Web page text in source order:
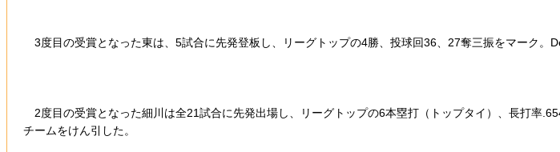
3度目の受賞となった東は、5試合に先発登板し、リーグトップの4勝、投球回36、27奪三振をマーク。
2度目の受賞となった細川は全21試合に先発出場し、リーグトップの6本塁打（トップタイ）、長打率
チームをけん引した。